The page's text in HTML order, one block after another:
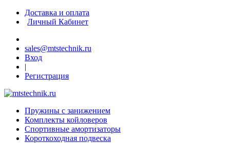
Доставка и оплата
Личный Кабинет
sales@mtstechnik.ru
Вход
|
Регистрация
Пружины с занижением
Комплекты койловеров
Спортивные амортизаторы
Короткоходная подвеска